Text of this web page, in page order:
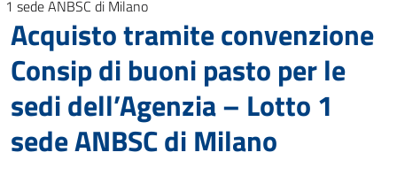
1 sede ANBSC di Milano
Acquisto tramite convenzione
Consip di buoni pasto per le
sedi dell’Agenzia – Lotto 1
sede ANBSC di Milano